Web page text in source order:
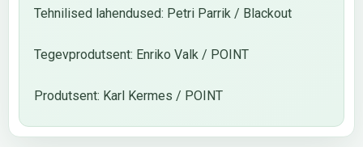
Tehnilised lahendused: Petri Parrik / Blackout
Tegevprodutsent: Enriko Valk / POINT
Produtsent: Karl Kermes / POINT